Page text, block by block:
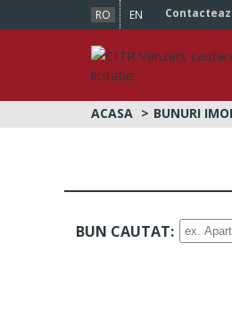
RO EN
ACASA BUNURI
BUN CAUTAT: